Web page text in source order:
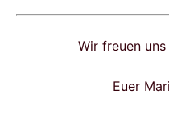
Wir freuen
Euer